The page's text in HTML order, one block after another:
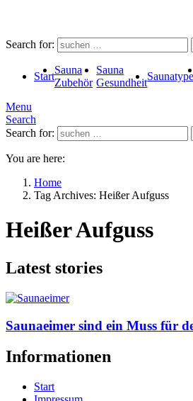
Search for:
Start
Sauna
Zubehör
Sauna
Gesundheit
Menu
Search
Search for:
You are here:
Home
Tag Archives: Heißer Aufguss
Heißer Aufguss
Latest stories
Saunaeimer sind ein Muss für
Informationen
Start